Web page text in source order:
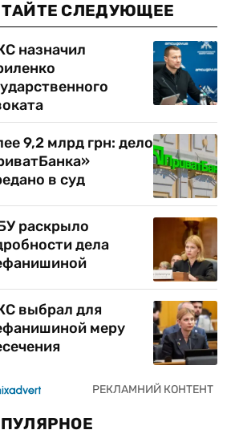
СЛЕДУЮЩЕЕ
назначил
9,2 млрд грн: дело
в суд
раскрыло
дела
выбрал для
меру